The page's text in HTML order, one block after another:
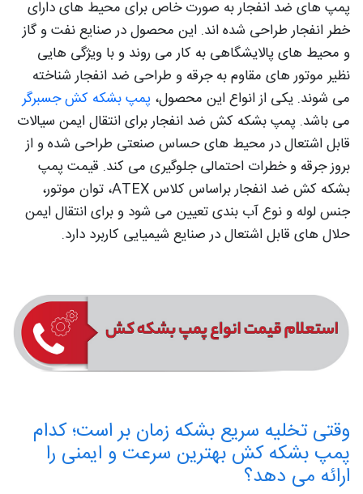
پمپ های ضد انفجار به صورت خاص برای محیط های دارای
خطر انفجار طراحی شده اند. این محصول در صنایع نفت و گاز
و محیط های پالایشگاهی به کار می روند و با ویژگی هایی
نظیر موتور های مقاوم به جرقه و طراحی ضد انفجار شناخته
می شوند. یکی از انواع این محصول، پمپ بشکه کش جسبرگر
می باشد. پمپ بشکه کش ضد انفجار برای انتقال ایمن سیالات
قابل اشتعال در محیط های حساس صنعتی طراحی شده و از
بروز جرقه و خطرات احتمالی جلوگیری می کند. قیمت پمپ
بشکه کش ضد انفجار براساس کلاس ATEX، توان موتور،
جنس لوله و نوع آب بندی تعیین می شود و برای انتقال ایمن
حلال های قابل اشتعال در صنایع شیمیایی کاربرد دارد.
وقتی تخلیه سریع بشکه زمان بر است؛ کدام
پمپ بشکه کش بهترین سرعت و ایمنی را
ارائه می دهد؟